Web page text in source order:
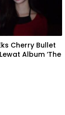
Cherry Bullet
Album ‘The